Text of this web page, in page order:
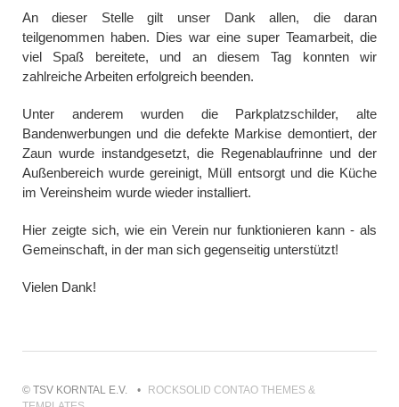
An dieser Stelle gilt unser Dank allen, die daran
teilgenommen haben. Dies war eine super Teamarbeit, die
viel Spaß bereitete, und an diesem Tag konnten wir
zahlreiche Arbeiten erfolgreich beenden.
Unter anderem wurden die Parkplatzschilder, alte
Bandenwerbungen und die defekte Markise demontiert, der
Zaun wurde instandgesetzt, die Regenablaufrinne und der
Außenbereich wurde gereinigt, Müll entsorgt und die Küche
im Vereinsheim wurde wieder installiert.
Hier zeigte sich, wie ein Verein nur funktionieren kann - als
Gemeinschaft, in der man sich gegenseitig unterstützt!
Vielen Dank!
© TSV KORNTAL E.V.
ROCKSOLID CONTAO THEMES &